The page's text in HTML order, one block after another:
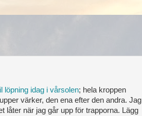
löpning idag i vårsolen; hela kroppen
värker, den ena efter den andra. Jag
låter när jag går upp för trapporna. Lägg